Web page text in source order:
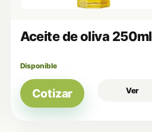
Aceite de oliva 250ml
Disponible
Cotizar Ver